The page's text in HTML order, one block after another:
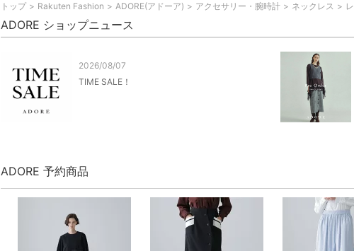
トップ Rakuten Fashion ADORE(アドーア) アクセサリー・腕時計 ネックレス
ADORE ショップニュース
2026/08/07
TIME SALE！
ADORE 予約商品